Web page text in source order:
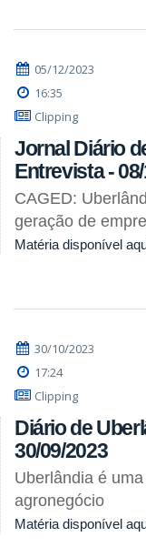
05/12/2023
16:35
Clipping
Jornal Diário
Entrevista -
CAGED:
geração de
Matéria disponível
30/10/2023
17:24
Clipping
Diário de
30/09/2023
Uberlândia é
agronegócio
Matéria disponível